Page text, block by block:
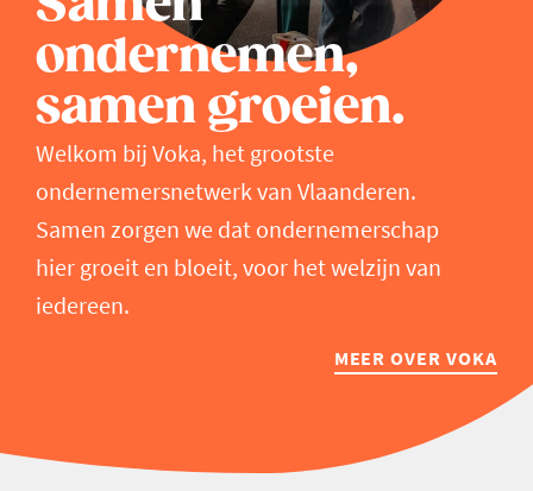
ondernemen,
samen groeien.
Welkom bij Voka, het grootste
ondernemersnetwerk van Vlaanderen.
Samen zorgen we dat ondernemerschap
hier groeit en bloeit, voor het welzijn van
iedereen.
MEER OVER VOKA